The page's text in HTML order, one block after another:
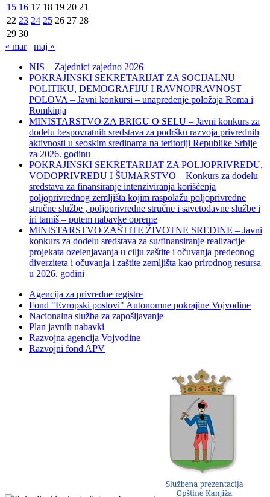
15 16 17 18 19 20 21
22 23 24 25 26 27 28
29 30
« mar
maj »
NIS – Zajednici zajedno 2026
POKRAJINSKI SEKRETARIJAT ZA SOCIJALNU
POLITIKU, DEMOGRAFIJU I RAVNOPRAVNOST
POLOVA – Javni konkursi – unapređenje položaja Roma i
Romkinja
MINISTARSTVO ZA BRIGU O SELU – Javni konkurs za
dodelu bespovratnih sredstava za podršku razvoja privrednih
aktivnosti u seoskim sredinama na teritoriji Republike Srbije
za 2026. godinu
POKRAJINSKI SEKRETARIJAT ZA POLJOPRIVREDU,
VODOPRIVREDU I ŠUMARSTVO – Konkurs za dodelu
sredstava za finansiranje intenziviranja korišćenja
poljoprivrednog zemljišta kojim raspolažu poljoprivredne
stručne službe , poljoprivredne stručne i savetodavne službe i
iri tamiš ‒ putem nabavke opreme
MINISTARSTVO ZAŠTITE ŽIVOTNE SREDINE – Javni
konkurs za dodelu sredstava za su/finansiranje realizacije
projekata ozelenjavanja u cilju zaštite i očuvanja predeonog
diverziteta i očuvanja i zaštite zemljišta kao prirodnog resursa
u 2026. godini
Agencija za privredne registre
Fond "Evropski poslovi" Autonomne pokrajine Vojvodine
Nacionalna služba za zapošljavanje
Plan javnih nabavki
Razvojna agencija Vojvodine
Razvojni fond APV